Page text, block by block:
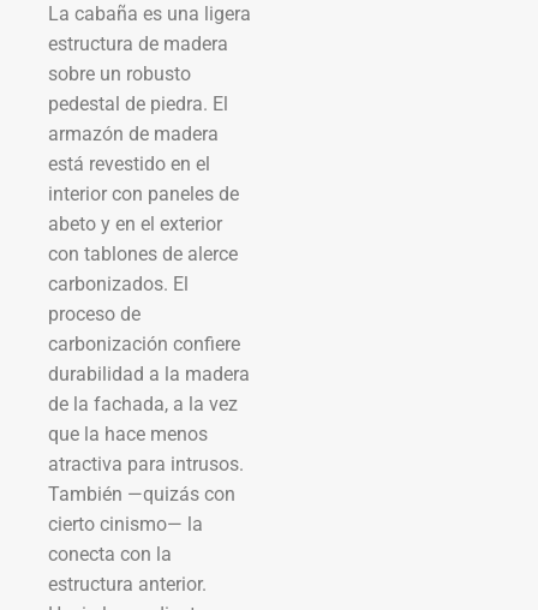
La cabaña es una ligera
estructura de madera
sobre un robusto
pedestal de piedra. El
armazón de madera
está revestido en el
interior con paneles de
abeto y en el exterior
con tablones de alerce
carbonizados. El
proceso de
carbonización confiere
durabilidad a la madera
de la fachada, a la vez
que la hace menos
atractiva para intrusos.
También —quizás con
cierto cinismo— la
conecta con la
estructura anterior.